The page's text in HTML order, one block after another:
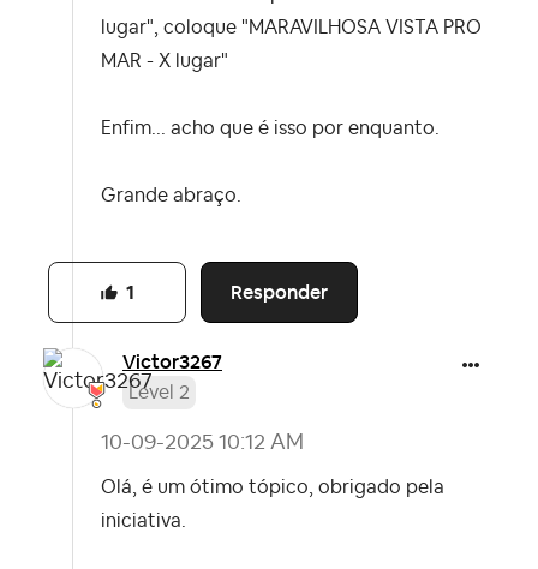
lugar", coloque "MARAVILHOSA VISTA PRO
MAR - X lugar"
Enfim... acho que é isso por enquanto.
Grande abraço.
Responder
1
Victor3267
Level 2
‎10-09-2025 10:12 AM
Olá, é um ótimo tópico, obrigado pela
iniciativa.